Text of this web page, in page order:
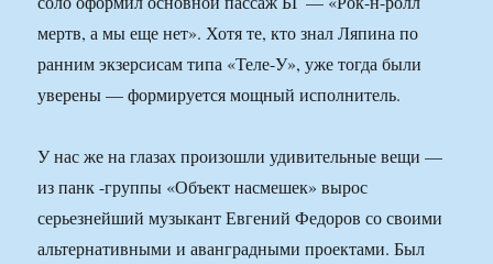
мертв, а мы еще нет». Хотя те, кто знал Ляпина по
ранним экзерсисам типа «Теле-У», уже тогда были
уверены — формируется мощный исполнитель.
У нас же на глазах произошли удивительные вещи —
из панк -группы «Объект насмешек» вырос
серьезнейший музыкант Евгений Федоров со своими
альтернативными и аванградными проектами. Был